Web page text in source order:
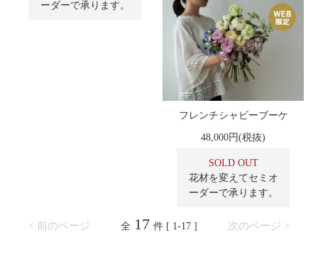
ーダーで承ります。
フレンチシャビーブーケ
48,000円(税抜)
SOLD OUT
花材を変えてセミオ
ーダーで承ります。
< 前のページ 次のページ >
全 17 件 [ 1-17 ]